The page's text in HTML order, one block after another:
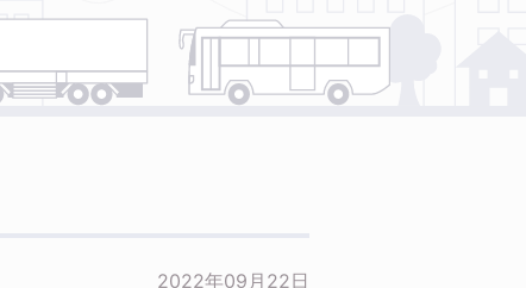
2022年09月22日